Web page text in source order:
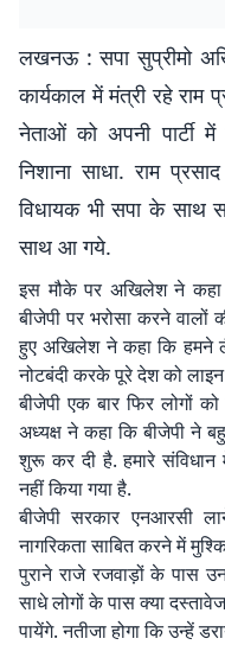
लखनऊ : सपा सुप्रीमो
कार्यकाल में मंत्री रहे राम
नेताओं को अपनी पार्टी
निशाना साधा. राम
विधायक भी सपा के साथ
साथ आ गये.
इस मौके पर अखिलेश ने कहा
बीजेपी पर भरोसा करने वालों
हुए अखिलेश ने कहा कि हमने
नोटबंदी करके पूरे देश को
बीजेपी एक बार फिर लोगों
अध्यक्ष ने कहा कि बीजेपी ने
शुरू कर दी है. हमारे संविधान
नहीं किया गया है.
बीजेपी सरकार एनआरसी
नागरिकता साबित करने में
पुराने राजे रजवाड़ों के पास
साधे लोगों के पास क्या
पायेंगे. नतीजा होगा कि उन्हें